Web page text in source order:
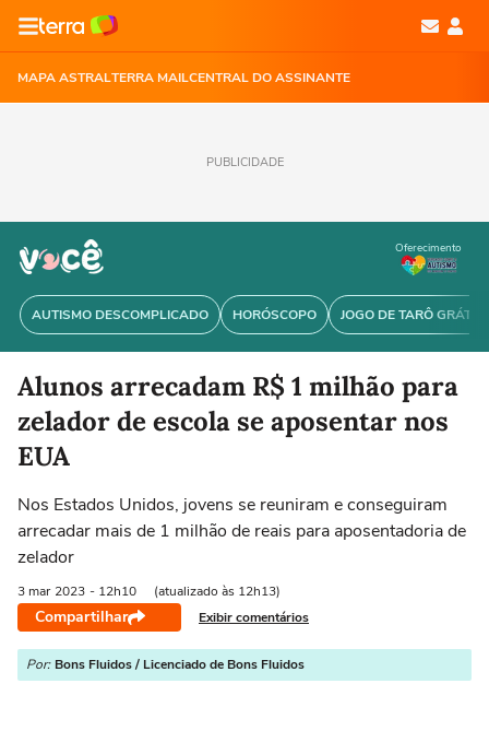
MAPA ASTRALTERRA MAILCENTRAL DO ASSINANTE
PUBLICIDADE
AUTISMO DESCOMPLICADO HORÓSCOPO JOGO DE TARÔ GRÁTIS
Oferecimento
Alunos arrecadam R$ 1 milhão para
zelador de escola se aposentar nos
EUA
Nos Estados Unidos, jovens se reuniram e conseguiram
arrecadar mais de 1 milhão de reais para aposentadoria de
zelador
3 mar 2023 - 12h10 (atualizado às 12h13)
Compartilhar Exibir comentários
Por: Bons Fluidos / Licenciado de Bons Fluidos